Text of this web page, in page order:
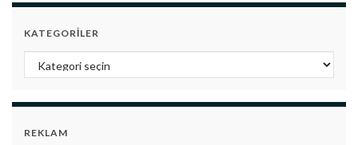
KATEGORILER
Kategoriler
REKLAM